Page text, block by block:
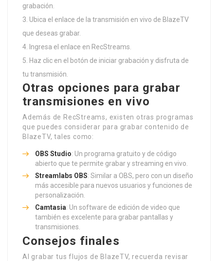
grabación.
Ubica el enlace de la transmisión en vivo de BlazeTV
que deseas grabar.
Ingresa el enlace en RecStreams.
Haz clic en el botón de iniciar grabación y disfruta de
tu transmisión.
Otras opciones para grabar
transmisiones en vivo
Además de RecStreams, existen otras programas
que puedes considerar para grabar contenido de
BlazeTV, tales como:
OBS Studio: Un programa gratuito y de código
abierto que te permite grabar y streaming en vivo.
Streamlabs OBS: Similar a OBS, pero con un diseño
más accesible para nuevos usuarios y funciones de
personalización.
Camtasia: Un software de edición de video que
también es excelente para grabar pantallas y
transmisiones.
Consejos finales
Al grabar tus flujos de BlazeTV, recuerda revisar